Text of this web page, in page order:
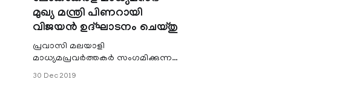
മുഖ്യ മന്ത്രി പിണറായി
വിജയൻ ഉദ്ഘാടനം ചെയ്തു
പ്രവാസി മലയാളി
മാധ്യമപ്രവര്‍ത്തകര്‍ സംഗമിക്കുന്ന
30 Dec 2019